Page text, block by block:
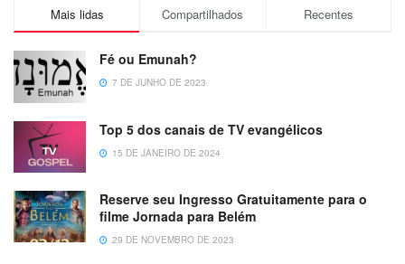
Mais lidas Compartilhados Recentes
Fé ou Emunah?
7 DE JUNHO DE 2023
Top 5 dos canais de TV evangélicos
15 DE JANEIRO DE 2024
Reserve seu Ingresso Gratuitamente para o
filme Jornada para Belém
29 DE NOVEMBRO DE 2023